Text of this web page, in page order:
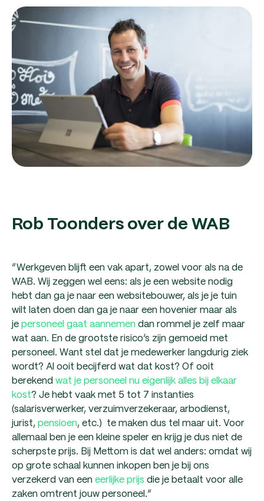
Rob Toonders over de WAB
“Werkgeven blijft een vak apart, zowel voor als na de
WAB. Wij zeggen wel eens: als je een website nodig
hebt dan ga je naar een websitebouwer, als je je tuin
wilt laten doen dan ga je naar een hovenier maar als
jepersoneel gaat aannemen dan rommel je zelf maar
wat aan. En de grootste risico’s zijn gemoeid met
personeel. Want stel dat je medewerker langdurig ziek
wordt? Al ooit becijferd wat dat kost? Of ooit
berekend wat je personeel nu eigenlijk alles bij elkaar
kost? Je hebt vaak met 5 tot 7 instanties
(salarisverwerker, verzuimverzekeraar, arbodienst,
jurist,pensioen, etc.) te maken dus tel maar uit. Voor
allemaal ben je een kleine speler en krijg je dus niet de
scherpste prijs. Bij Mettom is dat wel anders: omdat wij
op grote schaal kunnen inkopen ben je bij ons
verzekerd van een eerlijke prijs die je betaalt voor alle
zaken omtrent jouw personeel.”